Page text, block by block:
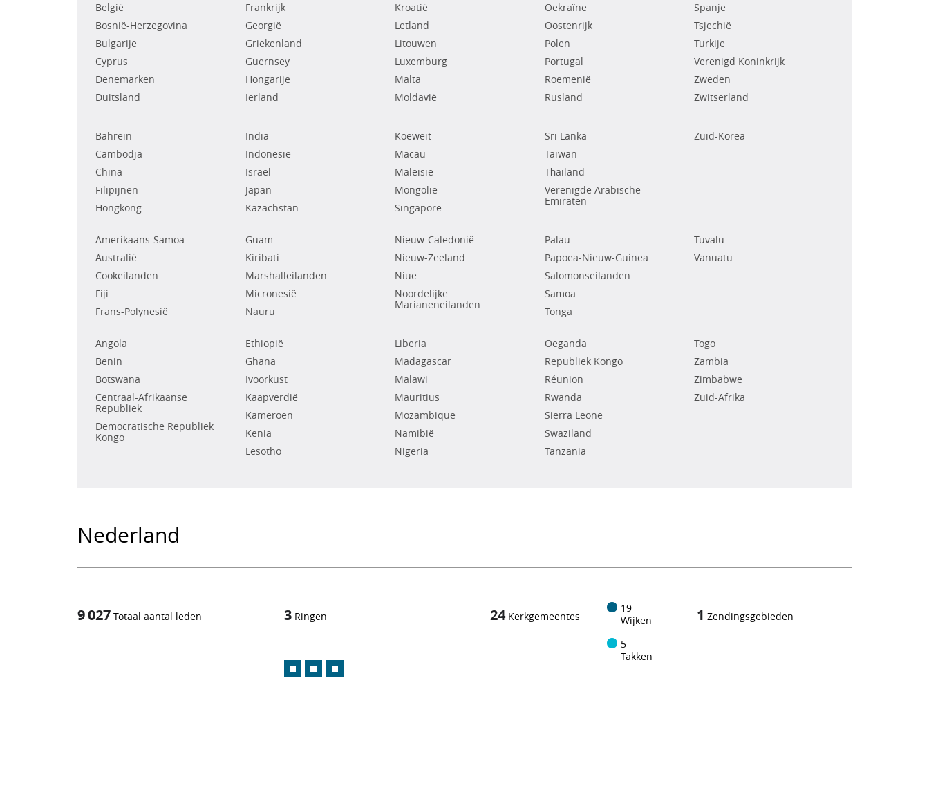
België
Bosnië-Herzegovina
Bulgarije
Cyprus
Denemarken
Duitsland
Frankrijk
Georgië
Griekenland
Guernsey
Hongarije
Ierland
Kroatië
Letland
Litouwen
Luxemburg
Malta
Moldavië
Oekraïne
Oostenrijk
Polen
Portugal
Roemenië
Rusland
Spanje
Tsjechië
Turkije
Verenigd Koninkrijk
Zweden
Zwitserland
Bahrein
Cambodja
China
Filipijnen
Hongkong
India
Indonesië
Israël
Japan
Kazachstan
Koeweit
Macau
Maleisië
Mongolië
Singapore
Sri Lanka
Taiwan
Thailand
Verenigde Arabische
Emiraten
Zuid-Korea
Amerikaans-Samoa
Australië
Cookeilanden
Fiji
Frans-Polynesië
Guam
Kiribati
Marshalleilanden
Micronesië
Nauru
Nieuw-Caledonië
Nieuw-Zeeland
Niue
Noordelijke
Marianeneilanden
Palau
Papoea-Nieuw-Guinea
Salomonseilanden
Samoa
Tonga
Tuvalu
Vanuatu
Angola
Benin
Botswana
Centraal-Afrikaanse
Republiek
Democratische Republiek
Kongo
Ethiopië
Ghana
Ivoorkust
Kaapverdië
Kameroen
Kenia
Lesotho
Liberia
Madagascar
Malawi
Mauritius
Mozambique
Namibië
Nigeria
Oeganda
Republiek Kongo
Réunion
Rwanda
Sierra Leone
Swaziland
Tanzania
Togo
Zambia
Zimbabwe
Zuid-Afrika
Nederland
9 027 Totaal aantal leden 3 Ringen 24 Kerkgemeentes
19
Wijken
5
Takken
1 Zendingsgebieden